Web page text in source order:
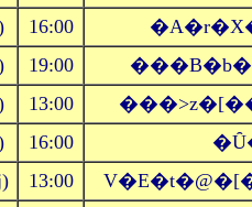
16:00
19:00
13:00
16:00
13:00